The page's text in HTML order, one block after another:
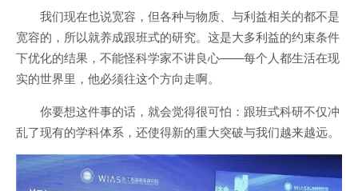
我们现在也说宽容，但各种与物质、与利益相关的都不是
宽容的，所以就养成跟班式的研究。这是大多利益的约束条件
下优化的结果，不能怪科学家不讲良心——每个人都生活在现
实的世界里，他必须往这个方向走啊。
你要想这件事的话，就会觉得很可怕：跟班式科研不仅冲
乱了现有的学科体系，还使得新的重大突破与我们越来越远。